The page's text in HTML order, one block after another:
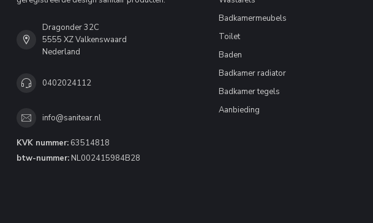
Dragonder 32C
5555 XZ Valkenswaard
Nederland
0402024112
info@sanitear.nl
KVK nummer: 63514818
btw-nummer: NL002415984B28
Badkamermeubels
Toilet
Baden
Badkamer radiator
Badkamer tegels
Aanbieding